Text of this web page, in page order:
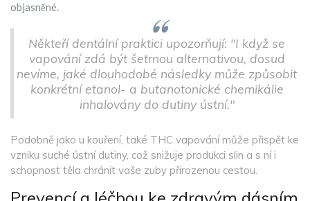
objasněné.
Někteří dentální praktici upozorňují: "I když se
vapování zdá být šetrnou alternativou, dosud
nevíme, jaké dlouhodobé následky může způsobit
konkrétní etanol- a butanotonické chemikálie
inhalovány do dutiny ústní."
Podobně jako u kouření, také THC vapování může přispět ke
vzniku suché ústní dutiny, což snižuje produkci slin a s ní i
schopnost těla chránit vaše zuby přirozenou cestou.